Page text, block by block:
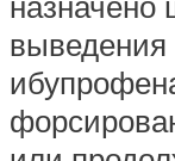
выведения